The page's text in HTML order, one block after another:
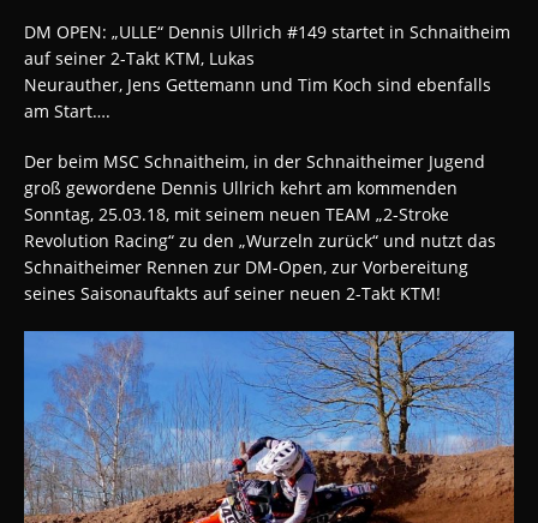
DM OPEN: „ULLE“ Dennis Ullrich #149 startet in Schnaitheim
auf seiner 2-Takt KTM, Lukas
Neurauther, Jens Gettemann und Tim Koch sind ebenfalls
am Start….
Der beim MSC Schnaitheim, in der Schnaitheimer Jugend
groß gewordene Dennis Ullrich kehrt am kommenden
Sonntag, 25.03.18, mit seinem neuen TEAM „2-Stroke
Revolution Racing“ zu den „Wurzeln zurück“ und nutzt das
Schnaitheimer Rennen zur DM-Open, zur Vorbereitung
seines Saisonauftakts auf seiner neuen 2-Takt KTM!